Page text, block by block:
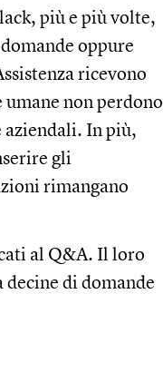
più e più volte,
oppure
ricevono
non perdono
aziendali. In più,
gli
rimangano
al Q&A. Il loro
di domande